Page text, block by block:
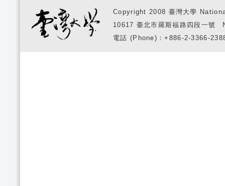
Copyright 2008 臺灣大學
10617 臺北市羅斯福路四段一
電話 (Phone)：+886-2-3366-